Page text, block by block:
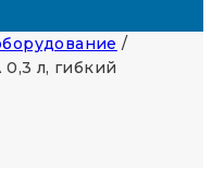
/
0,3 л, гибкий